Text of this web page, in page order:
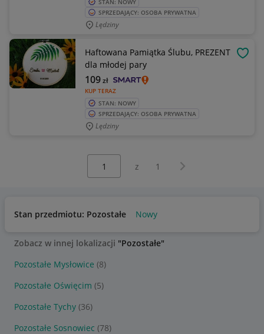
STAN: NOWY
SPRZEDAJĄCY: OSOBA PRYWATNA
Lędziny
Haftowana Pamiątka Ślubu, PREZENT
dla młodej pary
KUP TERAZ
109zł
STAN: NOWY
SPRZEDAJĄCY: OSOBA PRYWATNA
Lędziny
z 1 Następna strona
Stan przedmiotu: Pozostałe Nowy
Zobacz w innej lokalizacji "Pozostałe"
Pozostałe Mysłowice (8)
Pozostałe Oświęcim (5)
Pozostałe Tychy (36)
Pozostałe Sosnowiec (78)